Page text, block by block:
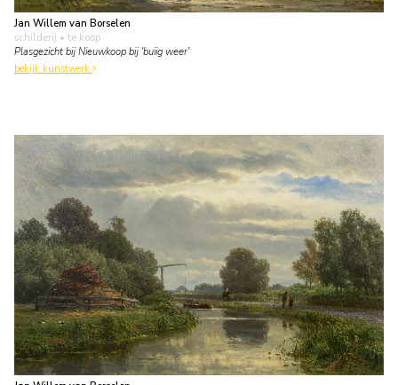
Jan Willem van Borselen
schilderij • te koop
Plasgezicht bij Nieuwkoop bij 'buiig weer'
bekijk kunstwerk